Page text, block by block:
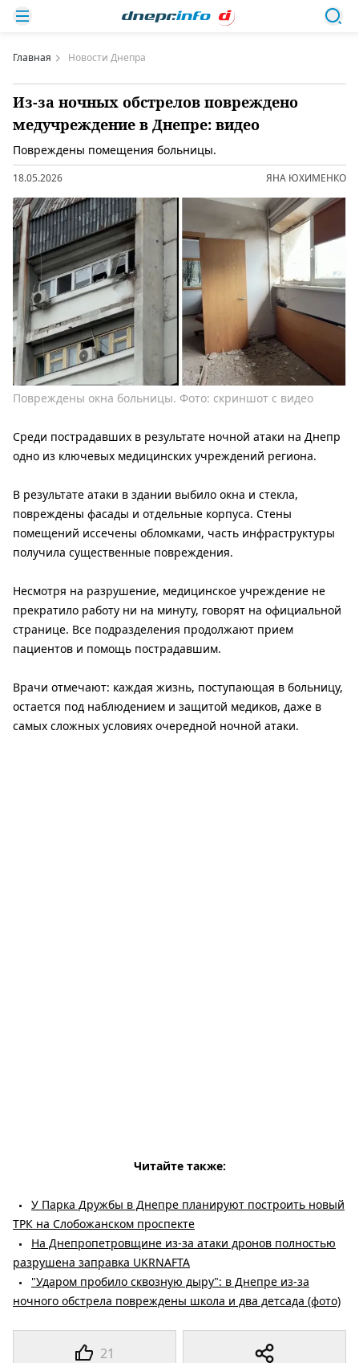
Главная Новости Днепра
Из-за ночных обстрелов повреждено
медучреждение в Днепре: видео
Повреждены помещения больницы.
18.05.2026 ЯНА ЮХИМЕНКО
21
Повреждены окна больницы. Фото: скриншот с видео
Среди пострадавших в результате ночной атаки на Днепр
одно из ключевых медицинских учреждений региона.
В результате атаки в здании выбило окна и стекла,
повреждены фасады и отдельные корпуса. Стены
помещений иссечены обломками, часть инфраструктуры
получила существенные повреждения.
Несмотря на разрушение, медицинское учреждение не
прекратило работу ни на минуту, говорят на официальной
странице. Все подразделения продолжают прием
пациентов и помощь пострадавшим.
Врачи отмечают: каждая жизнь, поступающая в больницу,
остается под наблюдением и защитой медиков, даже в
самых сложных условиях очередной ночной атаки.
Читайте также:
У Парка Дружбы в Днепре планируют построить новый
ТРК на Слобожанском проспекте
На Днепропетровщине из-за атаки дронов полностью
разрушена заправка UKRNAFTA
"Ударом пробило сквозную дыру": в Днепре из-за
ночного обстрела повреждены школа и два детсада (фото)